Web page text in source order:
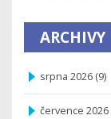
ARCHIVY
srpna 2026 (9)
července 2026